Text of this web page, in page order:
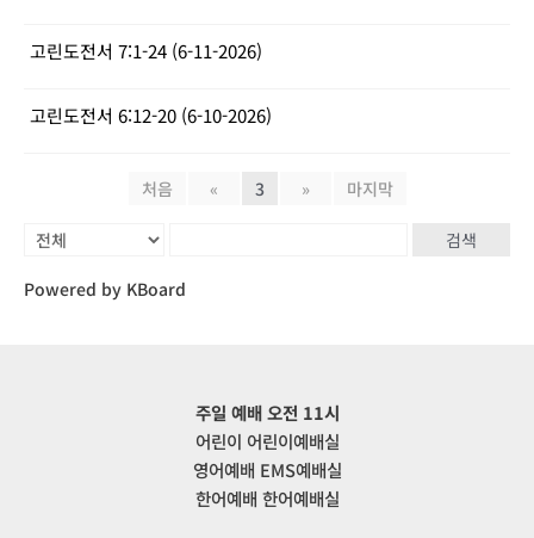
고린도전서 7:1-24 (6-11-2026)
고린도전서 6:12-20 (6-10-2026)
처음 « 3 » 마지막
검색
Powered by KBoard
주일 예배 오전 11시
어린이 어린이예배실
영어예배 EMS예배실
한어예배 한어예배실